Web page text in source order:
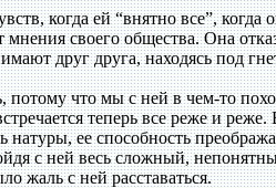
когда ей “внятно все”, когда
своего общества. Она
друг друга, находясь под
что мы с ней в чем-то
теперь все реже и
натуры, ее способность
с ней весь сложный,
жаль с ней расставаться.